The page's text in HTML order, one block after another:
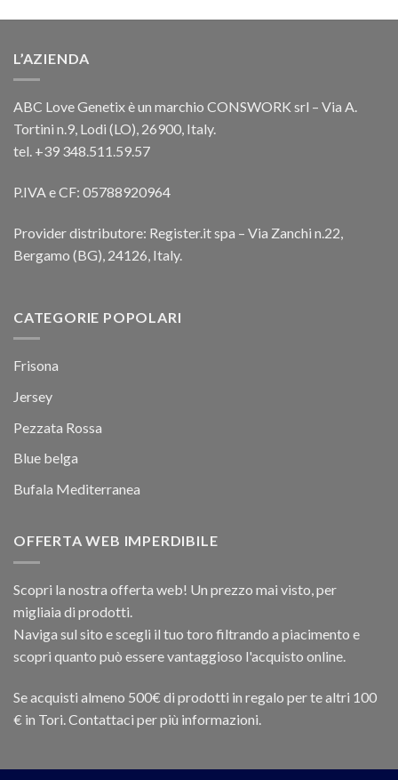
L’AZIENDA
ABC Love Genetix è un marchio CONSWORK srl – Via A.
Tortini n.9, Lodi (LO), 26900, Italy.
tel. +39 348.511.59.57
P.IVA e CF: 05788920964
Provider distributore: Register.it spa – Via Zanchi n.22,
Bergamo (BG), 24126, Italy.
CATEGORIE POPOLARI
Frisona
Jersey
Pezzata Rossa
Blue belga
Bufala Mediterranea
OFFERTA WEB IMPERDIBILE
Scopri la nostra offerta web! Un prezzo mai visto, per
migliaia di prodotti.
Naviga sul sito e scegli il tuo toro filtrando a piacimento e
scopri quanto può essere vantaggioso l'acquisto online.
Se acquisti almeno 500€ di prodotti in regalo per te altri 100
€ in Tori. Contattaci per più informazioni.